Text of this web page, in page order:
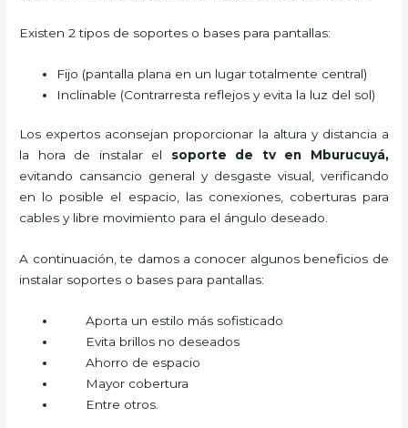
Existen 2 tipos de soportes o bases para pantallas:
Fijo (pantalla plana en un lugar totalmente central)
Inclinable (Contrarresta reflejos y evita la luz del sol)
Los expertos aconsejan proporcionar la altura y distancia a
la hora de instalar el soporte de tv en Mburucuyá,
evitando cansancio general y desgaste visual, verificando
en lo posible el espacio, las conexiones, coberturas para
cables y libre movimiento para el ángulo deseado.
A continuación, te damos a conocer algunos beneficios de
instalar soportes o bases para pantallas:
Aporta un estilo más sofisticado
Evita brillos no deseados
Ahorro de espacio
Mayor cobertura
Entre otros.